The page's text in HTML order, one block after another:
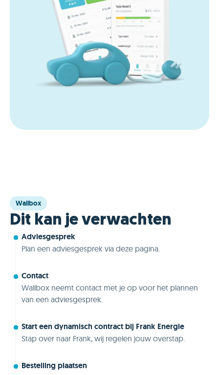
Wallbox
Dit kan je verwachten
Adviesgesprek
Plan een adviesgesprek via deze pagina.
Contact
Wallbox neemt contact met je op voor het plannen
van een adviesgesprek.
Start een dynamisch contract bij Frank Energie
Stap over naar Frank, wij regelen jouw overstap.
Bestelling plaatsen